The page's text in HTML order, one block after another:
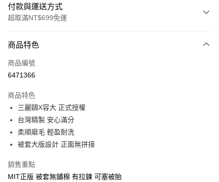
付款與運送方式
超取滿NT$699免運
信用卡一次付款
超商取貨付款
Apple Pay
街口支付
悠遊付
Google Pay
ATM付款
商品特色
商品編號
6471366
商品特色
三麗鷗X容大 正式授權
台灣精製 安心滿分
柔順磨毛 輕盈耐洗
被套大版設計 正面無拼接
銷售重點
MIT正版 被套無鋪棉 有拉鍊 可塞被胎